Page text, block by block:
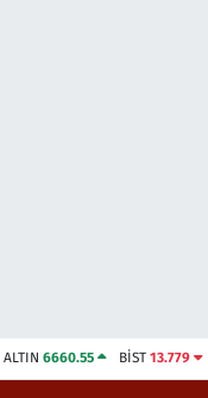
ALTIN 6660.55 BİST13.779